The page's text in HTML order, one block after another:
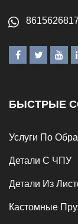
БЫСТРЫЕ
Услуги По
Детали С ЧПУ
Детали Из
Кастомные